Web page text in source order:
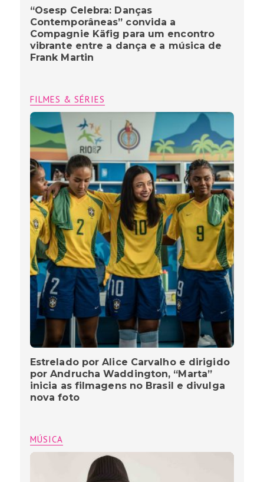
“Osesp Celebra: Danças
Contemporâneas” convida a
Compagnie Käfig para um encontro
vibrante entre a dança e a música de
Frank Martin
FILMES & SÉRIES
Estrelado por Alice Carvalho e dirigido
por Andrucha Waddington, “Marta”
inicia as filmagens no Brasil e divulga
nova foto
MÚSICA